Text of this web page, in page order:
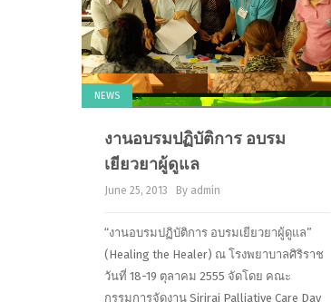
NEWS
งานอบรมปฏิบัติการ อบรม
เยียวยาผู้ดูแล
June 25, 2013 By admin
“งานอบรมปฏิบัติการ อบรมเยียวยาผู้ดูแล”
(Healing the Healer) ณ โรงพยาบาลศิริราช
วันที่ 18-19 ตุลาคม 2555 จัดโดย คณะ
กรรมการจัดงาน Siriraj Palliative Care Day